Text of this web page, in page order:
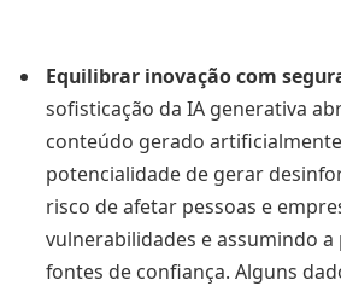
Equilibrar inovação com
sofisticação da IA generativa
conteúdo gerado
potencialidade de gerar
risco de afetar pessoas e
vulnerabilidades e assumindo
fontes de confiança. Alguns